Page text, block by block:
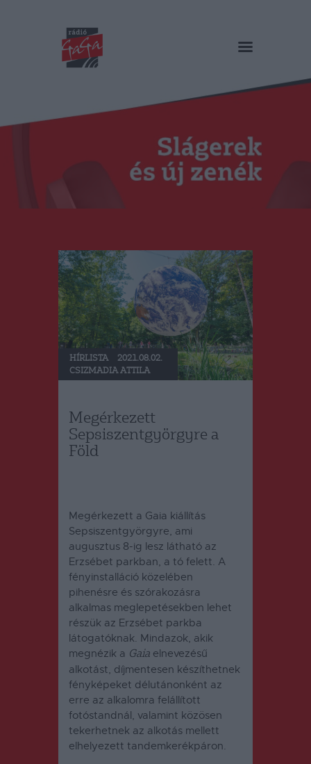
RÁDIÓ GAGA
Műsorok
Duma Duba
Podcast és videók
Stáb
Kapcsolat
RO
HÍRLISTA
2021.08.02.
CSIZMADIA ATTILA
Megérkezett
Sepsiszentgyörgyre a
Föld
Megérkezett a Gaia kiállítás
Sepsiszentgyörgyre, ami
augusztus 8-ig lesz látható az
Erzsébet parkban, a tó felett. A
fényinstalláció közelében
pihenésre és szórakozásra
alkalmas meglepetésekben lehet
részük az Erzsébet parkba
látogatóknak. Mindazok, akik
megnézik a Gaia elnevezésű
alkotást, díjmentesen készíthetnek
fényképeket délutánonként az
erre az alkalomra felállított
fotóstandnál, valamint közösen
tekerhetnek az alkotás mellett
elhelyezett tandemkerékpáron.